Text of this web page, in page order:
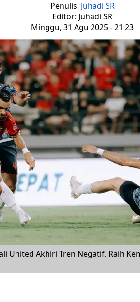
Penulis: Juhadi SR
Editor: Juhadi SR
Minggu, 31 Agu 2025 - 21:23
United Akhiri Tren Negatif, Raih